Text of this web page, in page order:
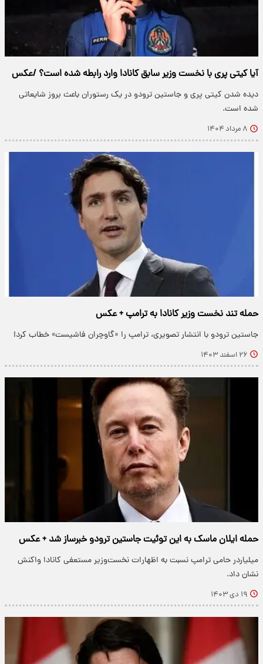
آیا کیتی پری با نخست وزیر سابق کانادا وارد رابطه شده است؟ /عکس
دیده شدن کیتی پری و جاستین ترودو در یک رستوران باعث بروز شایعاتی
شده است.
۸ مرداد ۱۴۰۴
حمله تند نخست وزیر کانادا به ترامپ + عکس
جاستین ترودو با انتشار تصویری، ترامپ را «گاوچران فاشیست» خطاب کرد!
۲۶ اسفند ۱۴۰۳
حمله ایلان ماسک به این توئیت جاستین ترودو خبرساز شد + عکس
میلیاردر حامی ترامپ نسبت به اظهارات نخست‌وزیر مستعفی کانادا واکنش
نشان داد.
۱۹ دی ۱۴۰۳